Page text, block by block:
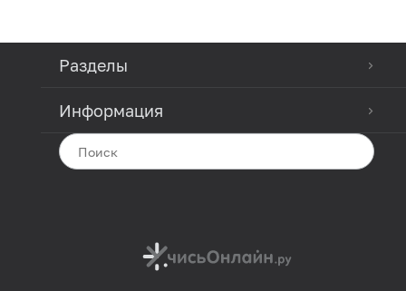
Разделы
Информация